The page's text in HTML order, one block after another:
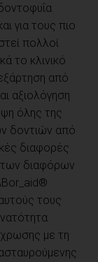
για τους πιο
πολλοί
το κλινικό
από
αξιολόγηση
όλης της
δοντιών από
διαφορές
διαφόρων
τους
με τη